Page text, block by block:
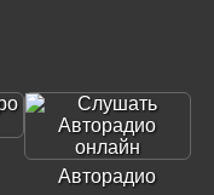
Авторадио